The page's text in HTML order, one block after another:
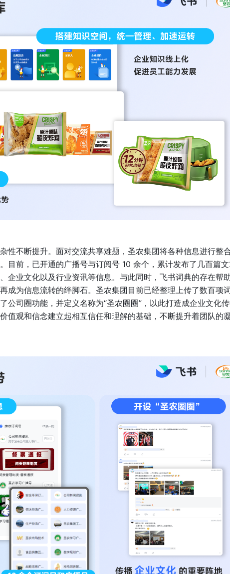
性不断提升。面对交流共享难题，圣农集团将各种信息进行整
目前，已开通的广播号与订阅号 10 余个，累计发布了几百篇文
企业文化以及行业资讯等信息。与此同时，飞书词典的存在帮
成为信息流转的绊脚石。圣农集团目前已经整理上传了数百项
公司圈功能，并定义名称为“圣农圈圈”，以此打造成企业文化
值观和信念建立起相互信任和理解的基础，不断提升着团队的